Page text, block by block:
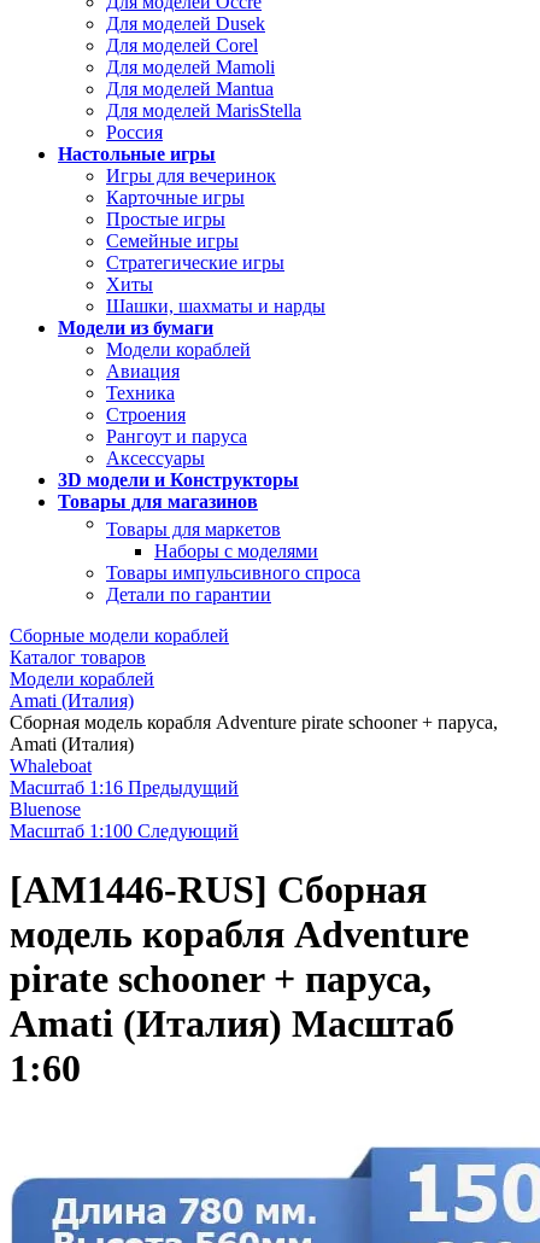
Для моделей Dusek
Для моделей Corel
Для моделей Mamoli
Для моделей Mantua
Для моделей MarisStella
Россия
Настольные игры
Игры для вечеринок
Карточные игры
Простые игры
Семейные игры
Стратегические игры
Хиты
Шашки, шахматы и нарды
Модели из бумаги
Модели кораблей
Авиация
Техника
Строения
Рангоут и паруса
Аксессуары
3D модели и Конструкторы
Товары для магазинов
Товары для маркетов
Наборы с моделями
Товары импульсивного спроса
Детали по гарантии
Сборные модели кораблей
Каталог товаров
Модели кораблей
Amati (Италия)
Сборная модель корабля Adventure pirate schooner + паруса,
Amati (Италия)
Whaleboat
Масштаб 1:16 Предыдущий
Bluenose
Масштаб 1:100 Следующий
[AM1446-RUS] Сборная
модель корабля Adventure
pirate schooner + паруса,
Amati (Италия) Масштаб
1:60